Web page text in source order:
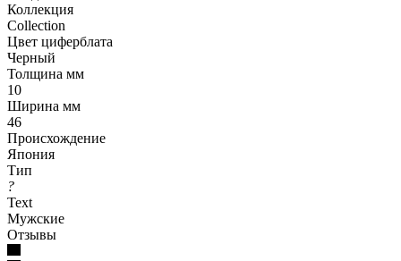
Коллекция
Collection
Цвет циферблата
Черный
Толщина мм
10
Ширина мм
46
Происхождение
Япония
Тип
?
Text
Мужские
Отзывы